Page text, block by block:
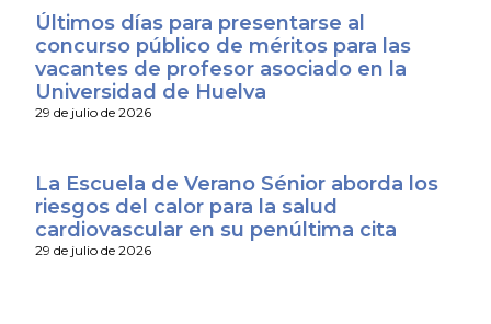
Últimos días para presentarse al
concurso público de méritos para las
vacantes de profesor asociado en la
Universidad de Huelva
29 de julio de 2026
La Escuela de Verano Sénior aborda los
riesgos del calor para la salud
cardiovascular en su penúltima cita
29 de julio de 2026